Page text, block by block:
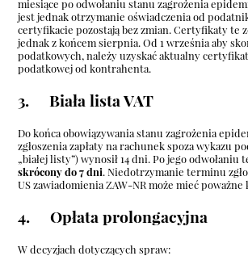
miesiące po odwołaniu stanu zagrożenia
jest jednak otrzymanie oświadczenia od
certyfikacie pozostają bez zmian. Certyfikaty te
jednak z końcem sierpnia. Od 1 września aby
podatkowych, należy uzyskać aktualny
podatkowej od kontrahenta.
3. Biała lista VAT
Do końca obowiązywania stanu zagrożenia
zgłoszenia zapłaty na rachunek spoza wykazu
„białej listy”) wynosił 14 dni. Po jego
skrócony do 7 dni. Niedotrzymanie terminu
US zawiadomienia ZAW-NR może mieć
4. Opłata prolongacyjna
W decyzjach dotyczących spraw: